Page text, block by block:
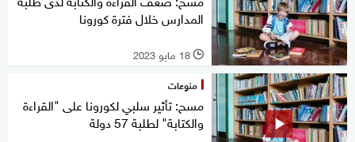
المدارس خلال فترة كورونا
l 18 مايو 2023
منوعات
مسح: تأثير سلبي لكورونا على "القراءة
والكتابة" لطلبة 57 دولة